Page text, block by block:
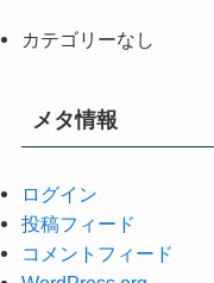
カテゴリーなし
メタ情報
ログイン
投稿フィード
コメントフィード